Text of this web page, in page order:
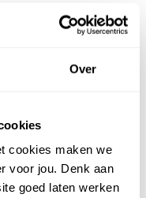
Over
cookies maken we
voor jou. Denk aan
goed laten werken